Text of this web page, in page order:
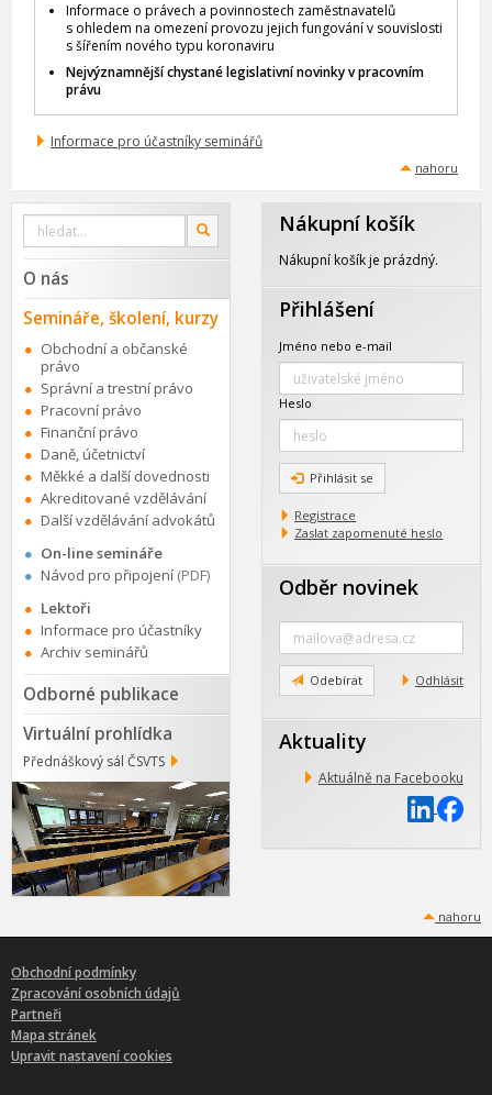
Informace o právech a povinnostech zaměstnavatelů
s ohledem na omezení provozu jejich fungování v souvislosti
s šířením nového typu koronaviru
Nejvýznamnější chystané legislativní novinky v pracovním
právu
Informace pro účastníky seminářů
nahoru
Vyhledat
webu
OK
O nás
Semináře, školení, kurzy
Obchodní a občanské
právo
Správní a trestní právo
Pracovní právo
Finanční právo
Daně, účetnictví
Měkké a další dovednosti
Akreditované vzdělávání
Další vzdělávání advokátů
On-line semináře
Návod pro připojení (PDF)
Lektoři
Informace pro účastníky
Archiv seminářů
Odborné publikace
Virtuální prohlídka
Přednáškový sál ČSVTS
Nákupní košík
Nákupní košík je prázdný.
Přihlášení
Jméno nebo e-mail
Heslo
Přihlásit se
Registrace
Zaslat zapomenuté heslo
Odběr novinek
Zadejte
mail
Odebírat Odhlásit
Aktuality
Aktuálně na Facebooku
nahoru
Obchodní podmínky
Zpracování osobních údajů
Partneři
Mapa stránek
Upravit nastavení cookies